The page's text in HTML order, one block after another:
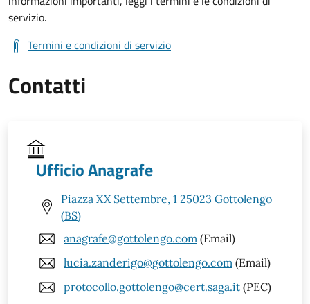
servizio.
Termini e condizioni di servizio
Contatti
Ufficio Anagrafe
Piazza XX Settembre, 1 25023 Gottolengo
(BS)
anagrafe@gottolengo.com (Email)
lucia.zanderigo@gottolengo.com (Email)
protocollo.gottolengo@cert.saga.it (PEC)